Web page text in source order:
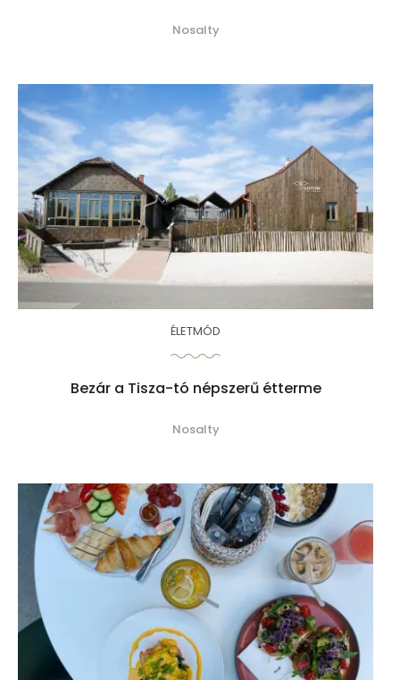
Nosalty
ÉLETMÓD
Bezár a Tisza-tó népszerű étterme
Nosalty